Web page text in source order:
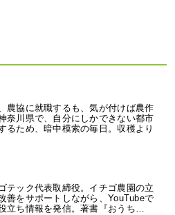
農協に就職するも、気が付けば農作
奈川県で、自分にしかできない都市
るため、暗中模索の毎日。収穫より
テック代表取締役。イチゴ農園の立
善をサポートしながら、YouTubeで
立ち情報を発信。著書『おうち…